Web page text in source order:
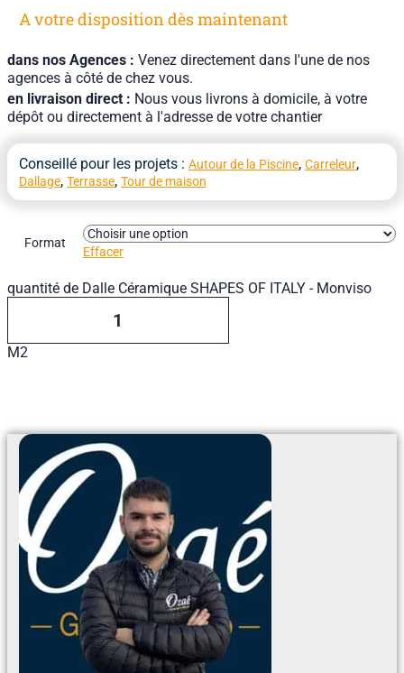
A votre disposition dès maintenant
dans nos Agences : Venez directement dans l'une de nos
agences à côté de chez vous.
en livraison direct : Nous vous livrons à domicile, à votre
dépôt ou directement à l'adresse de votre chantier
Conseillé pour les projets : Autour de la Piscine, Carreleur,
Dallage, Terrasse, Tour de maison
Format
Effacer
quantité de Dalle Céramique SHAPES OF ITALY - Monviso
M2